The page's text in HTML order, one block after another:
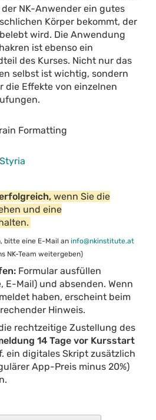
NK-Anwender ein gutes
Körper bekommt, der
wird. Die Anwendung
ist ebenso ein
des Kurses. Nicht nur das
selbst ist wichtig, sondern
die Effekte von einzelnen
Formatting
wenn Sie die
und eine
bitte eine E-Mail an info@nkinstitute.at
NK-Team weitergeben)
Formular ausfüllen
E-Mail) und absenden. Wenn
haben, erscheint beim
Hinweis.
rechtzeitige Zustellung des
14 Tage vor Kursstart
ein digitales Skript zusätzlich
App-Preis minus 20%)